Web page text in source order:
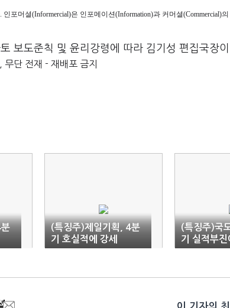
인포머셜(Informercial)은 인포메이션(Information)과 커머셜
보도준칙 및 윤리강령에 따라 김기성 편집국장
단 전재 - 재배포 금지
(특징주)제일기획, 4분
기 호실적에 강세
(특징주)국
기 실적부진